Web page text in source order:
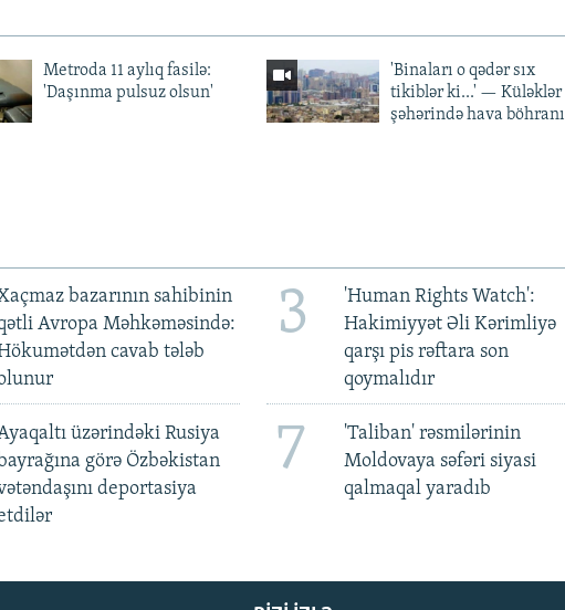
Metroda 11 aylıq fasilə:
'Daşınma pulsuz olsun'
'Binaları o qədər sıx
tikiblər ki...' — Küləklər
şəhərində hava böhranı
bazarının sahibinin
Avropa Məhkəməsində:
cavab tələb
3
'Human Rights Watch':
Hakimiyyət Əli Kərimliyə
qarşı pis rəftara son
qoymalıdır
üzərindəki Rusiya
görə Özbəkistan
deportasiya
7
'Taliban' rəsmilərinin
Moldovaya səfəri siyasi
qalmaqal yaradıb